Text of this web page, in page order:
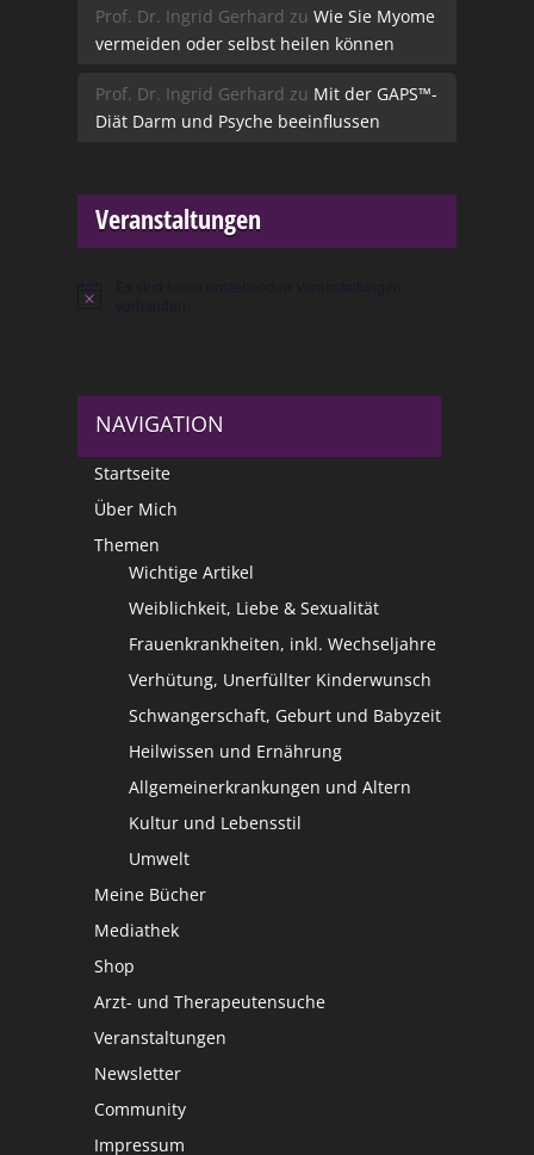
Prof. Dr. Ingrid Gerhard zu Wie Sie Myome
vermeiden oder selbst heilen können
Prof. Dr. Ingrid Gerhard zu Mit der GAPS™-
Diät Darm und Psyche beeinflussen
Veranstaltungen
Hinweis
NAVIGATION
Startseite
Über Mich
Themen
Wichtige Artikel
Weiblichkeit, Liebe & Sexualität
Frauenkrankheiten, inkl. Wechseljahre
Verhütung, Unerfüllter Kinderwunsch
Schwangerschaft, Geburt und Babyzeit
Heilwissen und Ernährung
Allgemeinerkrankungen und Altern
Kultur und Lebensstil
Umwelt
Meine Bücher
Mediathek
Shop
Arzt- und Therapeutensuche
Veranstaltungen
Newsletter
Community
Impressum